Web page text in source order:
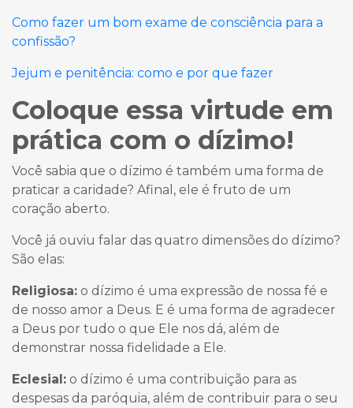
Como fazer um bom exame de consciência para a
confissão?
Jejum e penitência: como e por que fazer
Coloque essa virtude em
prática com o dízimo!
Você sabia que o dízimo é também uma forma de
praticar a caridade? Afinal, ele é fruto de um
coração aberto.
Você já ouviu falar das quatro dimensões do dízimo?
São elas:
Religiosa: o dízimo é uma expressão de nossa fé e
de nosso amor a Deus. E é uma forma de agradecer
a Deus por tudo o que Ele nos dá, além de
demonstrar nossa fidelidade a Ele.
Eclesial: o dízimo é uma contribuição para as
despesas da paróquia, além de contribuir para o seu